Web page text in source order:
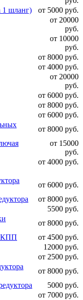
1 шланг)
от 5000 руб.
от 20000
руб.
от 10000
руб.
от 8000 руб.
от 4000 руб.
от 20000
руб.
от 6000 руб.
от 8000 руб.
от 6000 руб.
от 8000 руб.
от 15000
руб.
от 4000 руб.
от 6000 руб.
от 8000 руб.
5500 руб.
от 8000 руб.
от 4500 руб.
12000 руб.
от 2500 руб.
от 8000 руб.
5000 руб.
от 7000 руб.